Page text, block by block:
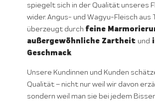
spiegelt sich in der Qualität unseres
wider. Angus- und Wagyu-Fleisch aus
überzeugt durch feine
außergewöhnliche Zartheit und
Geschmack.
Unsere Kundinnen und Kunden
Qualität – nicht nur weil wir davon
sondern weil man sie bei jedem